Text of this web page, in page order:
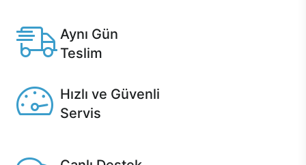
Aynı Gün
Teslim
Hızlı ve Güvenli
Servis